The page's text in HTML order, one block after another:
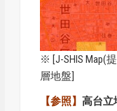
※ [J-SHIS Map(
層地盤]
【参照】高台立